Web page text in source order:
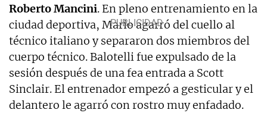
RobertoMancini. En pleno entrenamiento en la
ciudad deportiva, Mario agarró del cuello al
técnico italiano y separaron dos miembros del
cuerpo técnico. Balotelli fue expulsado de la
sesión después de una fea entrada a Scott
Sinclair. El entrenador empezó a gesticular y el
delantero le agarró con rostro muy enfadado.